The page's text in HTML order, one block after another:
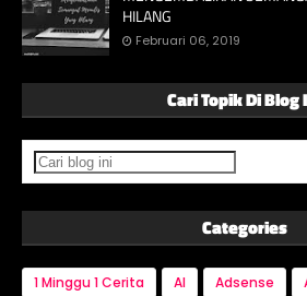
HILANG
Februari 06, 2019
Cari Topik Di Blog
Categories
1 Minggu 1 Cerita AI Adsense